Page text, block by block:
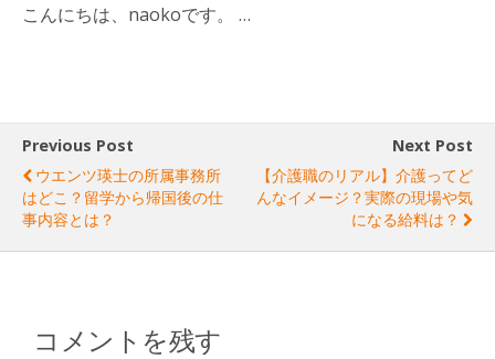
こんにちは、naokoです。 …
Previous Post
ウエンツ瑛士の所属事務所
はどこ？留学から帰国後の仕
事内容とは？
Next Post
【介護職のリアル】介護ってど
んなイメージ？実際の現場や気
になる給料は？
コメントを残す